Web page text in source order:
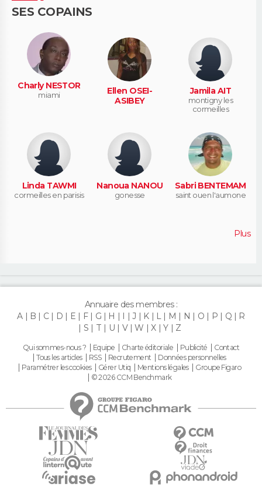
SES COPAINS
Charly NESTOR
miami
Ellen OSEI-
ASIBEY
Jamila AIT
montigny les
cormeilles
Linda TAWMI
cormeilles en parisis
Nanoua NANOU
gonesse
Sabri BENTEMAM
saint ouen l'aumone
Plus
Annuaire des membres :
A
B C D E F G H I J K L M N O P Q
R
S
T U V W X Y Z
Qui sommes-nous ? Equipe Charte éditoriale Publicité
Contact
Tous les articles
RSS Recrutement
Données personnelles
Paramétrer les cookies
Gérer Utiq Mentions légales
Groupe Figaro
© 2026 CCM Benchmark